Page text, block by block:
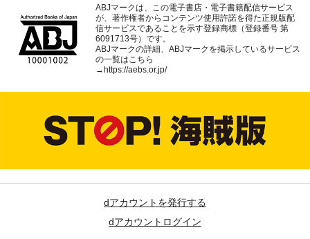
ABJマークは、この電子書店・電子書籍配信サービス
が、著作権者からコンテンツ使用許諾を得た正規版配
信サービスであることを示す登録商標（登録番号 第
6091713号）です。
ABJマークの詳細、ABJマークを掲示しているサービス
の一覧はこちら
→ https://aebs.or.jp/
dアカウントを発行する
dアカウントログイン